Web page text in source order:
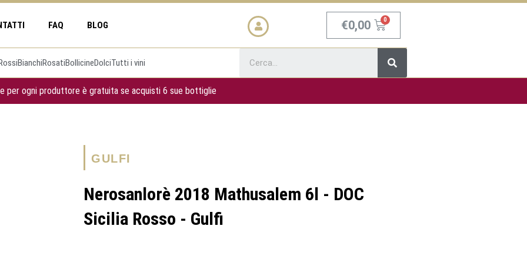
FAQ BLOG €0,00 Carrello
BianchiRosatiBollicineDolciTutti i vini
Cerca
per ogni produttore è gratuita se acquisti 6 sue bottiglie
GULFI
Nerosanlorè 2018 Mathusalem 6l - DOC
Sicilia Rosso - Gulfi